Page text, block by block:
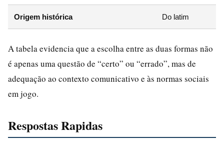
Origem histórica Do latim
A tabela evidencia que a escolha entre as duas formas não
é apenas uma questão de “certo” ou “errado”, mas de
adequação ao contexto comunicativo e às normas sociais
em jogo.
Respostas Rapidas